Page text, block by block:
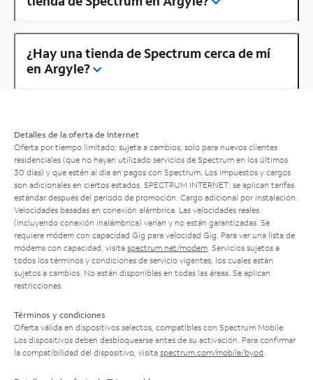
¿Hay una tienda de Spectrum cerca de mí
en Argyle?
Detalles de la oferta de Internet
Oferta por tiempo limitado; sujeta a cambios; solo para nuevos clientes
residenciales (que no hayan utilizado servicios de Spectrum en los últimos
30 días) y que estén al día en pagos con Spectrum. Los impuestos y cargos
son adicionales en ciertos estados. SPECTRUM INTERNET: se aplican tarifas
estándar después del período de promoción. Cargo adicional por instalación.
Velocidades basadas en conexión alámbrica. Las velocidades reales
(incluyendo conexión inalámbrica) varían y no están garantizadas. Se
requiere módem con capacidad Gig para velocidad Gig. Para ver una lista de
módems con capacidad, visita spectrum.net/modem . Servicios sujetos a
todos los términos y condiciones de servicio vigentes, los cuales están
sujetos a cambios. No están disponibles en todas las áreas. Se aplican
restricciones.
Términos y condiciones
Oferta válida en dispositivos selectos, compatibles con Spectrum Mobile.
Los dispositivos deben desbloquearse antes de su activación. Para confirmar
la compatibilidad del dispositivo, visita spectrum.com/mobile/byod